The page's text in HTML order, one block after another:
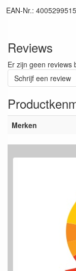
EAN-Nr.:
Reviews
Er zijn geen reviews
Schrijf een review
Merken